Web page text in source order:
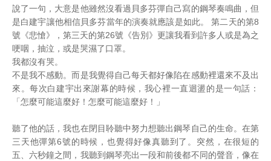
說了一句，大意是他雖然沒看過貝多芬彈自己寫的鋼琴奏鳴曲，但
是白建宇讓他相信貝多芬當年的演奏就應該是如此。 第二天的第8
號《悲愴》，第三天的第26號《告別》更讓我看到許多人或是為之
哽咽，抽泣，或是哭濕了口罩。
我都沒有哭。
不是我不感動。而是我覺得自己每天都好像陷在感動裡還來不及出
來。每次白建宇出來謝幕的時候，我心裡一直迴盪的是一句話：
「怎麼可能這麼好！怎麼可能這麼好！」
聽了他的話，我也在閉目聆聽中努力想聽出鋼琴自己的生命。在第
三天他彈第6號的時候，也覺得好像真聽到了。突然，在很短的
五、六秒鐘之間，我聽到鋼琴亮出一段和前後都不同的聲音，像在